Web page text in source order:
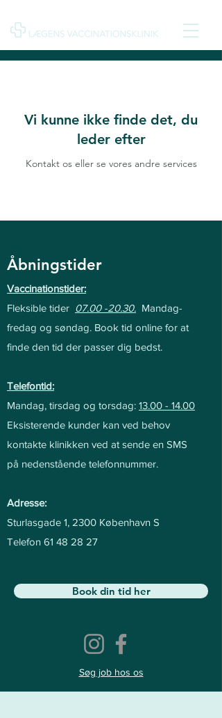
Vi kunne ikke finde det, du
leder efter
Kontakt os eller se vores andre services
Åbningstider
Vaccinationstider:
Fleksible tider 07.00 -20.30. Mandag-
fredag og søndag. Book tid online for at
finde den tid der passer dig bedst.
Telefontid:
Mandag, tirsdag og torsdag: 13.00 - 14.00
Eksisterende kunder kan ved behov
kontakte klinikken ved at sende en SMS
på nedenstående telefonnummer.
Adresse:
Sturlasgade 1, 2300 København S
Telefon 61 48 28 27
Book din tid her
Søg job hos os